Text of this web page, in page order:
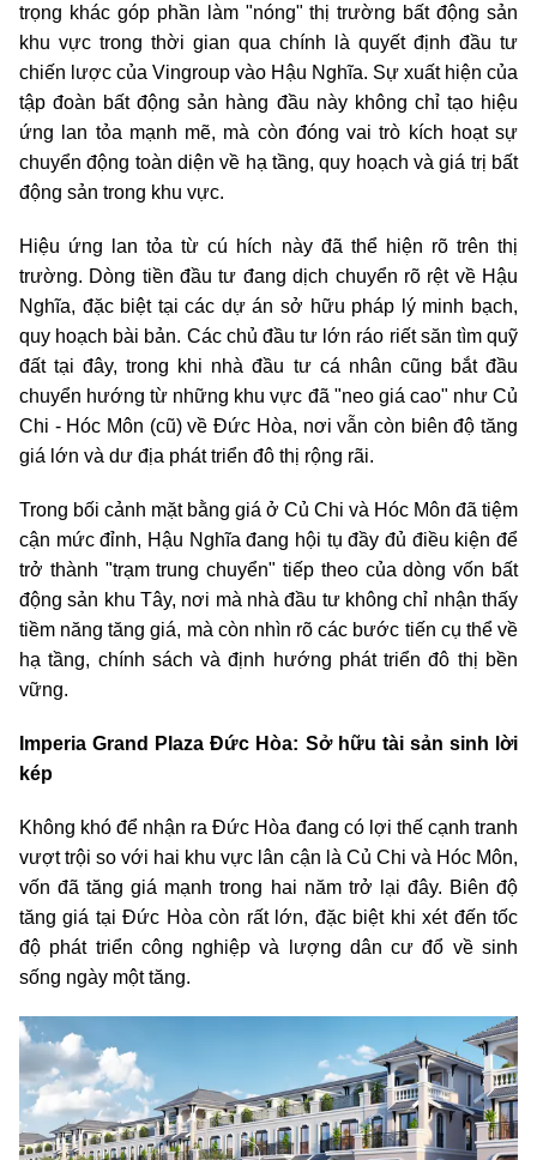
trọng khác góp phần làm "nóng" thị trường bất động sản
khu vực trong thời gian qua chính là quyết định đầu tư
chiến lược của Vingroup vào Hậu Nghĩa. Sự xuất hiện của
tập đoàn bất động sản hàng đầu này không chỉ tạo hiệu
ứng lan tỏa mạnh mẽ, mà còn đóng vai trò kích hoạt sự
chuyển động toàn diện về hạ tầng, quy hoạch và giá trị bất
động sản trong khu vực.
Hiệu ứng lan tỏa từ cú hích này đã thể hiện rõ trên thị
trường. Dòng tiền đầu tư đang dịch chuyển rõ rệt về Hậu
Nghĩa, đặc biệt tại các dự án sở hữu pháp lý minh bạch,
quy hoạch bài bản. Các chủ đầu tư lớn ráo riết săn tìm quỹ
đất tại đây, trong khi nhà đầu tư cá nhân cũng bắt đầu
chuyển hướng từ những khu vực đã "neo giá cao" như Củ
Chi - Hóc Môn (cũ) về Đức Hòa, nơi vẫn còn biên độ tăng
giá lớn và dư địa phát triển đô thị rộng rãi.
Trong bối cảnh mặt bằng giá ở Củ Chi và Hóc Môn đã tiệm
cận mức đỉnh, Hậu Nghĩa đang hội tụ đầy đủ điều kiện để
trở thành "trạm trung chuyển" tiếp theo của dòng vốn bất
động sản khu Tây, nơi mà nhà đầu tư không chỉ nhận thấy
tiềm năng tăng giá, mà còn nhìn rõ các bước tiến cụ thể về
hạ tầng, chính sách và định hướng phát triển đô thị bền
vững.
Imperia Grand Plaza Đức Hòa: Sở hữu tài sản sinh lời
kép
Không khó để nhận ra Đức Hòa đang có lợi thế cạnh tranh
vượt trội so với hai khu vực lân cận là Củ Chi và Hóc Môn,
vốn đã tăng giá mạnh trong hai năm trở lại đây. Biên độ
tăng giá tại Đức Hòa còn rất lớn, đặc biệt khi xét đến tốc
độ phát triển công nghiệp và lượng dân cư đổ về sinh
sống ngày một tăng.